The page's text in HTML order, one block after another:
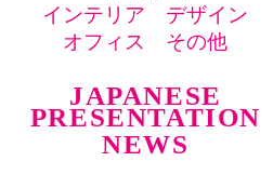
インテリア デザイン
オフィス その他
JAPANESE
PRESENTATION
NEWS